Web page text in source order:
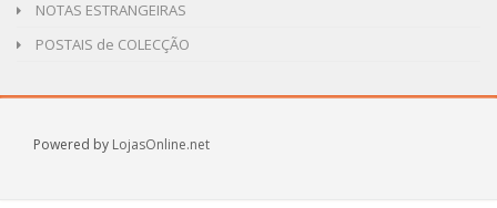
NOTAS ESTRANGEIRAS
POSTAIS de COLECÇÃO
Powered by LojasOnline.net